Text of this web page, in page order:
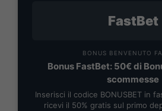
FastBet
BONUS BENVENUTO
Bonus FastBet: 50€ di
scommesse
Inserisci il codice BONUSBET in
ricevi il 50% gratis sul primo